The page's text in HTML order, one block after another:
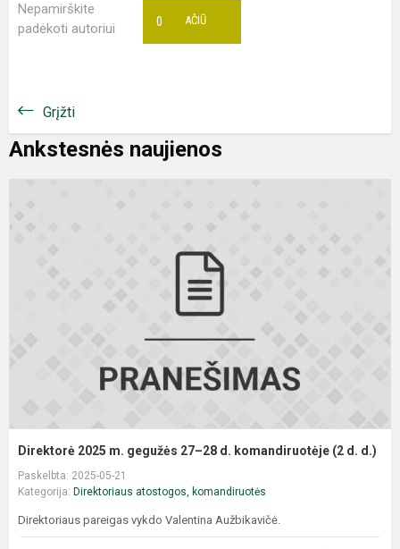
Nepamirškite
padėkoti autoriui
AČIŪ
0
Grįžti
Ankstesnės naujienos
Direktorė 2025 m. gegužės 27–28 d. komandiruotėje (2 d. d.)
Paskelbta: 2025-05-21
Kategorija: Direktoriaus atostogos, komandiruotės
Direktoriaus pareigas vykdo Valentina Aužbikavičė.